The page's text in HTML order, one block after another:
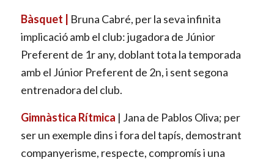
Bàsquet |
Bruna Cabré, per la seva infinita
implicació amb el club: jugadora de Júnior
Preferent de 1r any, doblant tota la temporada
amb el Júnior Preferent de 2n, i sent segona
entrenadora del club.
Gimnàstica Rítmica | Jana de Pablos Oliva; per
ser un exemple dins i fora del tapís, demostrant
companyerisme, respecte, compromís i una